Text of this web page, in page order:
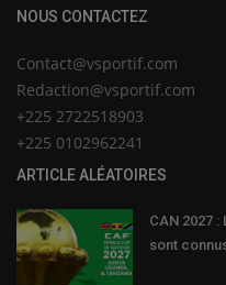
NOUS CONTACTEZ
Contact@vsportif.com
Redaction@vsportif.com
+225 2722518903
+225 0102962241
ARTICLE ALÉATOIRES
CAN 2027
sont